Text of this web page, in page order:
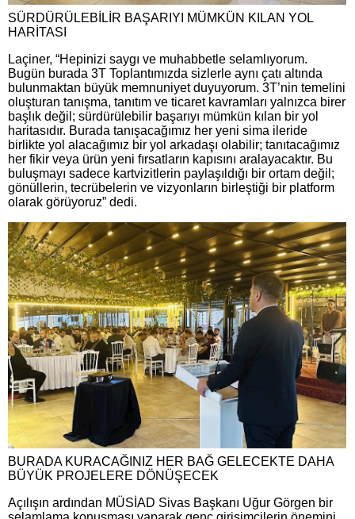
SÜRDÜRÜLEBİLİR BAŞARIYI MÜMKÜN KILAN YOL
HARİTASI
Laçiner, “Hepinizi saygı ve muhabbetle selamlıyorum.
Bugün burada 3T Toplantımızda sizlerle aynı çatı altında
bulunmaktan büyük memnuniyet duyuyorum. 3T’nin temelini
oluşturan tanışma, tanıtım ve ticaret kavramları yalnızca birer
başlık değil; sürdürülebilir başarıyı mümkün kılan bir yol
haritasıdır. Burada tanışacağımız her yeni sima ileride
birlikte yol alacağımız bir yol arkadaşı olabilir; tanıtacağımız
her fikir veya ürün yeni fırsatların kapısını aralayacaktır. Bu
buluşmayı sadece kartvizitlerin paylaşıldığı bir ortam değil;
gönüllerin, tecrübelerin ve vizyonların birleştiği bir platform
olarak görüyoruz” dedi.
BURADA KURACAĞINIZ HER BAĞ GELECEKTE DAHA
BÜYÜK PROJELERE DÖNÜŞECEK
Açılışın ardından MÜSİAD Sivas Başkanı Uğur Görgen bir